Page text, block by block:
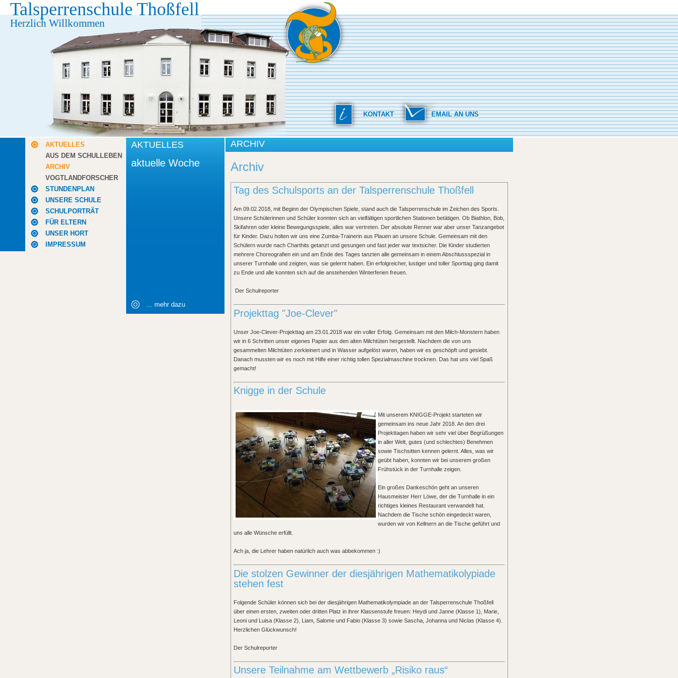
Talsperrenschule Thoßfell
Herzlich Willkommen
KONTAKT EMAIL AN UNS
AKTUELLES
AUS DEM SCHULLEBEN
ARCHIV
VOGTLANDFORSCHER
STUNDENPLAN
UNSERE SCHULE
SCHULPORTRÄT
FÜR ELTERN
UNSER HORT
IMPRESSUM
AKTUELLES
aktuelle Woche
... mehr dazu
ARCHIV
Archiv
Tag des Schulsports an der Talsperrenschule Thoßfell
Am 09.02.2018, mit Beginn der Olympischen Spiele, stand auch die Talsperrenschule im Zeichen des Sports.
Unsere Schülerinnen und Schüler konnten sich an vielfältigen sportlichen Stationen betätigen. Ob Biathlon, Bob,
Skifahren oder kleine Bewegungsspiele, alles war vertreten. Der absolute Renner war aber unser Tanzangebot
für Kinder. Dazu holten wir uns eine Zumba-Trainerin aus Plauen an unsere Schule. Gemeinsam mit den
Schülern wurde nach Charthits getanzt und gesungen und fast jeder war textsicher. Die Kinder studierten
mehrere Choreografien ein und am Ende des Tages tanzten alle gemeinsam in einem Abschlussspezial in
unserer Turnhalle und zeigten, was sie gelernt haben. Ein erfolgreicher, lustiger und toller Sporttag ging damit
zu Ende und alle konnten sich auf die anstehenden Winterferien freuen.
Der Schulreporter
Projekttag "Joe-Clever"
Unser Joe-Clever-Projekttag am 23.01.2018 war ein voller Erfolg. Gemeinsam mit den Milch-Monstern haben
wir in 6 Schritten unser eigenes Papier aus den alten Milchtüten hergestellt. Nachdem die von uns
gesammelten Milchtüten zerkleinert und in Wasser aufgelöst waren, haben wir es geschöpft und gesiebt.
Danach mussten wir es noch mit Hilfe einer richtig tollen Spezialmaschine trocknen. Das hat uns viel Spaß
gemacht!
Knigge in der Schule
Mit unserem KNIGGE-Projekt starteten wir
gemeinsam ins neue Jahr 2018. An den drei
Projekttagen haben wir sehr viel über Begrüßungen
in aller Welt, gutes (und schlechtes) Benehmen
sowie Tischsitten kennen gelernt. Alles, was wir
geübt haben, konnten wir bei unserem großen
Frühstück in der Turnhalle zeigen.
Ein großes Dankeschön geht an unseren
Hausmeister Herr Löwe, der die Turnhalle in ein
richtiges kleines Restaurant verwandelt hat.
Nachdem die Tische schön eingedeckt waren,
wurden wir von Kellnern an die Tische geführt und
uns alle Wünsche erfüllt.
Ach ja, die Lehrer haben natürlich auch was abbekommen :)
Die stolzen Gewinner der diesjährigen Mathematikolypiade
stehen fest
Folgende Schüler können sich bei der diesjährigen Mathematikolympiade an der Talsperrenschule Thoßfell
über einen ersten, zweiten oder dritten Platz in ihrer Klassenstufe freuen: Heydi und Janne (Klasse 1), Marie,
Leoni und Luisa (Klasse 2), Liam, Salome und Fabio (Klasse 3) sowie Sascha, Johanna und Niclas (Klasse 4).
Herzlichen Glückwunsch!
Der Schulreporter
Unsere Teilnahme am Wettbewerb „Risiko raus“